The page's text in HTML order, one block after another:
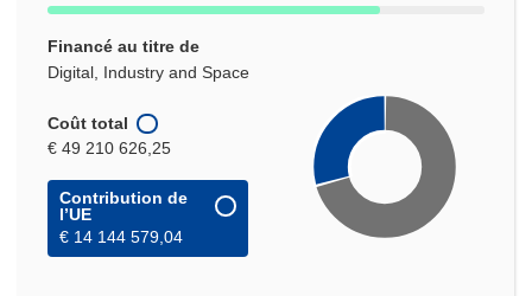
Financé au titre de
Digital, Industry and Space
Coût total
€ 49 210 626,25
Contribution de
l’UE
€ 14 144 579,04